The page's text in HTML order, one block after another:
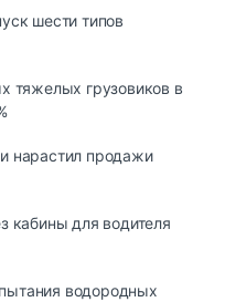
шести типов
тяжелых грузовиков в
нарастил продажи
кабины для водителя
водородных